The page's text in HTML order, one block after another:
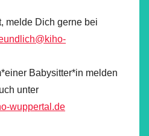
melde Dich gerne bei
Babysitter*in melden
unter
wuppertal.de